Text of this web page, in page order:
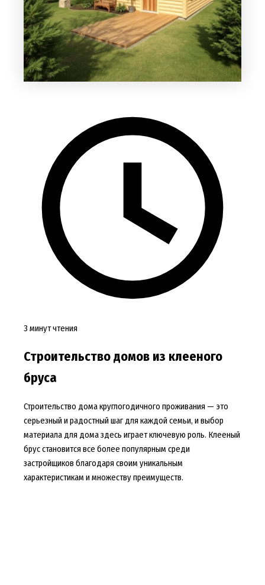
3 минут чтения
Строительство домов из клееного
бруса
Строительство дома круглогодичного проживания — это
серьезный и радостный шаг для каждой семьи, и выбор
материала для дома здесь играет ключевую роль. Клееный
брус становится все более популярным среди
застройщиков благодаря своим уникальным
характеристикам и множеству преимуществ.